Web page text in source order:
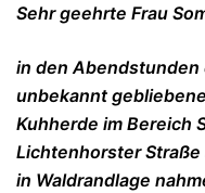
Sehr geehrte Frau
in den
unbekannt
Kuhherde im Bereich
Lichtenhorster
in Waldrandlage